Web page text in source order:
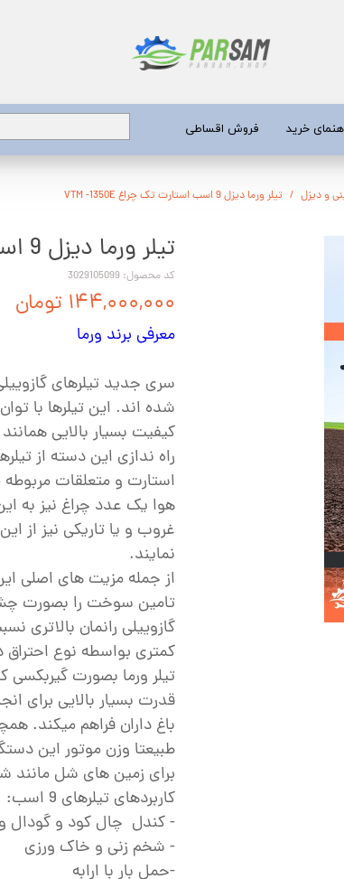
خرید فروش اقساطی
و دیزل تیلر ورما دیزل 9 اسب استارت تک چراغ VTM -1350E
تیلر ورما دیزل 9 اسب استارت تک چراغ VTM -1350E
کد محصول: 3029105099
۱۴۴,۰۰۰,۰۰۰ تومان
معرفی برند ورما
سری جدید تیلرهای
کیفیت بسیار بالایی همانند
راه ندازی این دسته از
استارت و متعلقات
هوا یک عدد چراغ نیز به
غروب و یا تاریکی نیز از
نمایند.
از جمله مزیت های اصلی
تامین سوخت را بصورت
گازوییلی رانمان بالاتری
کمتری بواسطه نوع احتراق
قدرت بسیار بالایی برای
باغ داران فراهم میکند.
برای زمین های شل مانند
کاربردهای تیلرهای 9 اسب:
- کندل چال کود و گودال
- شخم زنی و خاک ورزی
-حمل بار با ارابه